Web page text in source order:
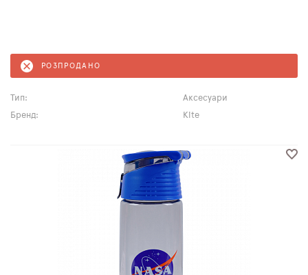
РОЗПРОДАНО
Тип:
Аксесуари
Бренд:
Kite